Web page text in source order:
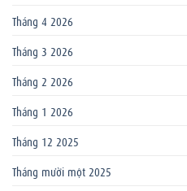
Tháng 4 2026
Tháng 3 2026
Tháng 2 2026
Tháng 1 2026
Tháng 12 2025
Tháng mười một 2025